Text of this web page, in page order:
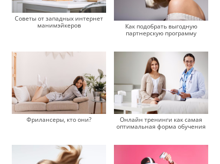
Советы от западных интернет
манимэйкеров
Как подобрать выгодную
партнерскую программу
Фрилансеры, кто они?
Онлайн тренинги как самая
оптимальная форма обучения